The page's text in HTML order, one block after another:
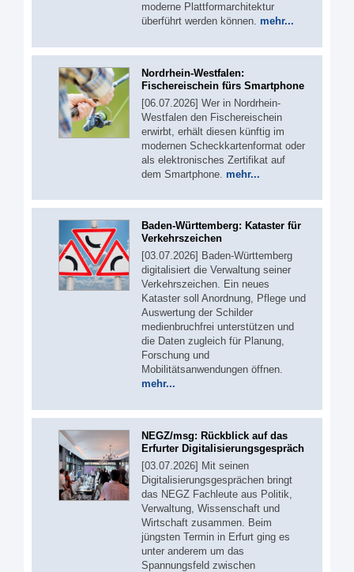
moderne Plattformarchitektur
überführt werden können. mehr...
Nordrhein-Westfalen:
Fischereischein fürs Smartphone
[06.07.2026] Wer in Nordrhein-
Westfalen den Fischereischein
erwirbt, erhält diesen künftig im
modernen Scheckkartenformat oder
als elektronisches Zertifikat auf
dem Smartphone. mehr...
Baden-Württemberg: Kataster für
Verkehrszeichen
[03.07.2026] Baden-Württemberg
digitalisiert die Verwaltung seiner
Verkehrszeichen. Ein neues
Kataster soll Anordnung, Pflege und
Auswertung der Schilder
medienbruchfrei unterstützen und
die Daten zugleich für Planung,
Forschung und
Mobilitätsanwendungen öffnen.
mehr...
NEGZ/msg: Rückblick auf das
Erfurter Digitalisierungsgespräch
[03.07.2026] Mit seinen
Digitalisierungsgesprächen bringt
das NEGZ Fachleute aus Politik,
Verwaltung, Wissenschaft und
Wirtschaft zusammen. Beim
jüngsten Termin in Erfurt ging es
unter anderem um das
Spannungsfeld zwischen